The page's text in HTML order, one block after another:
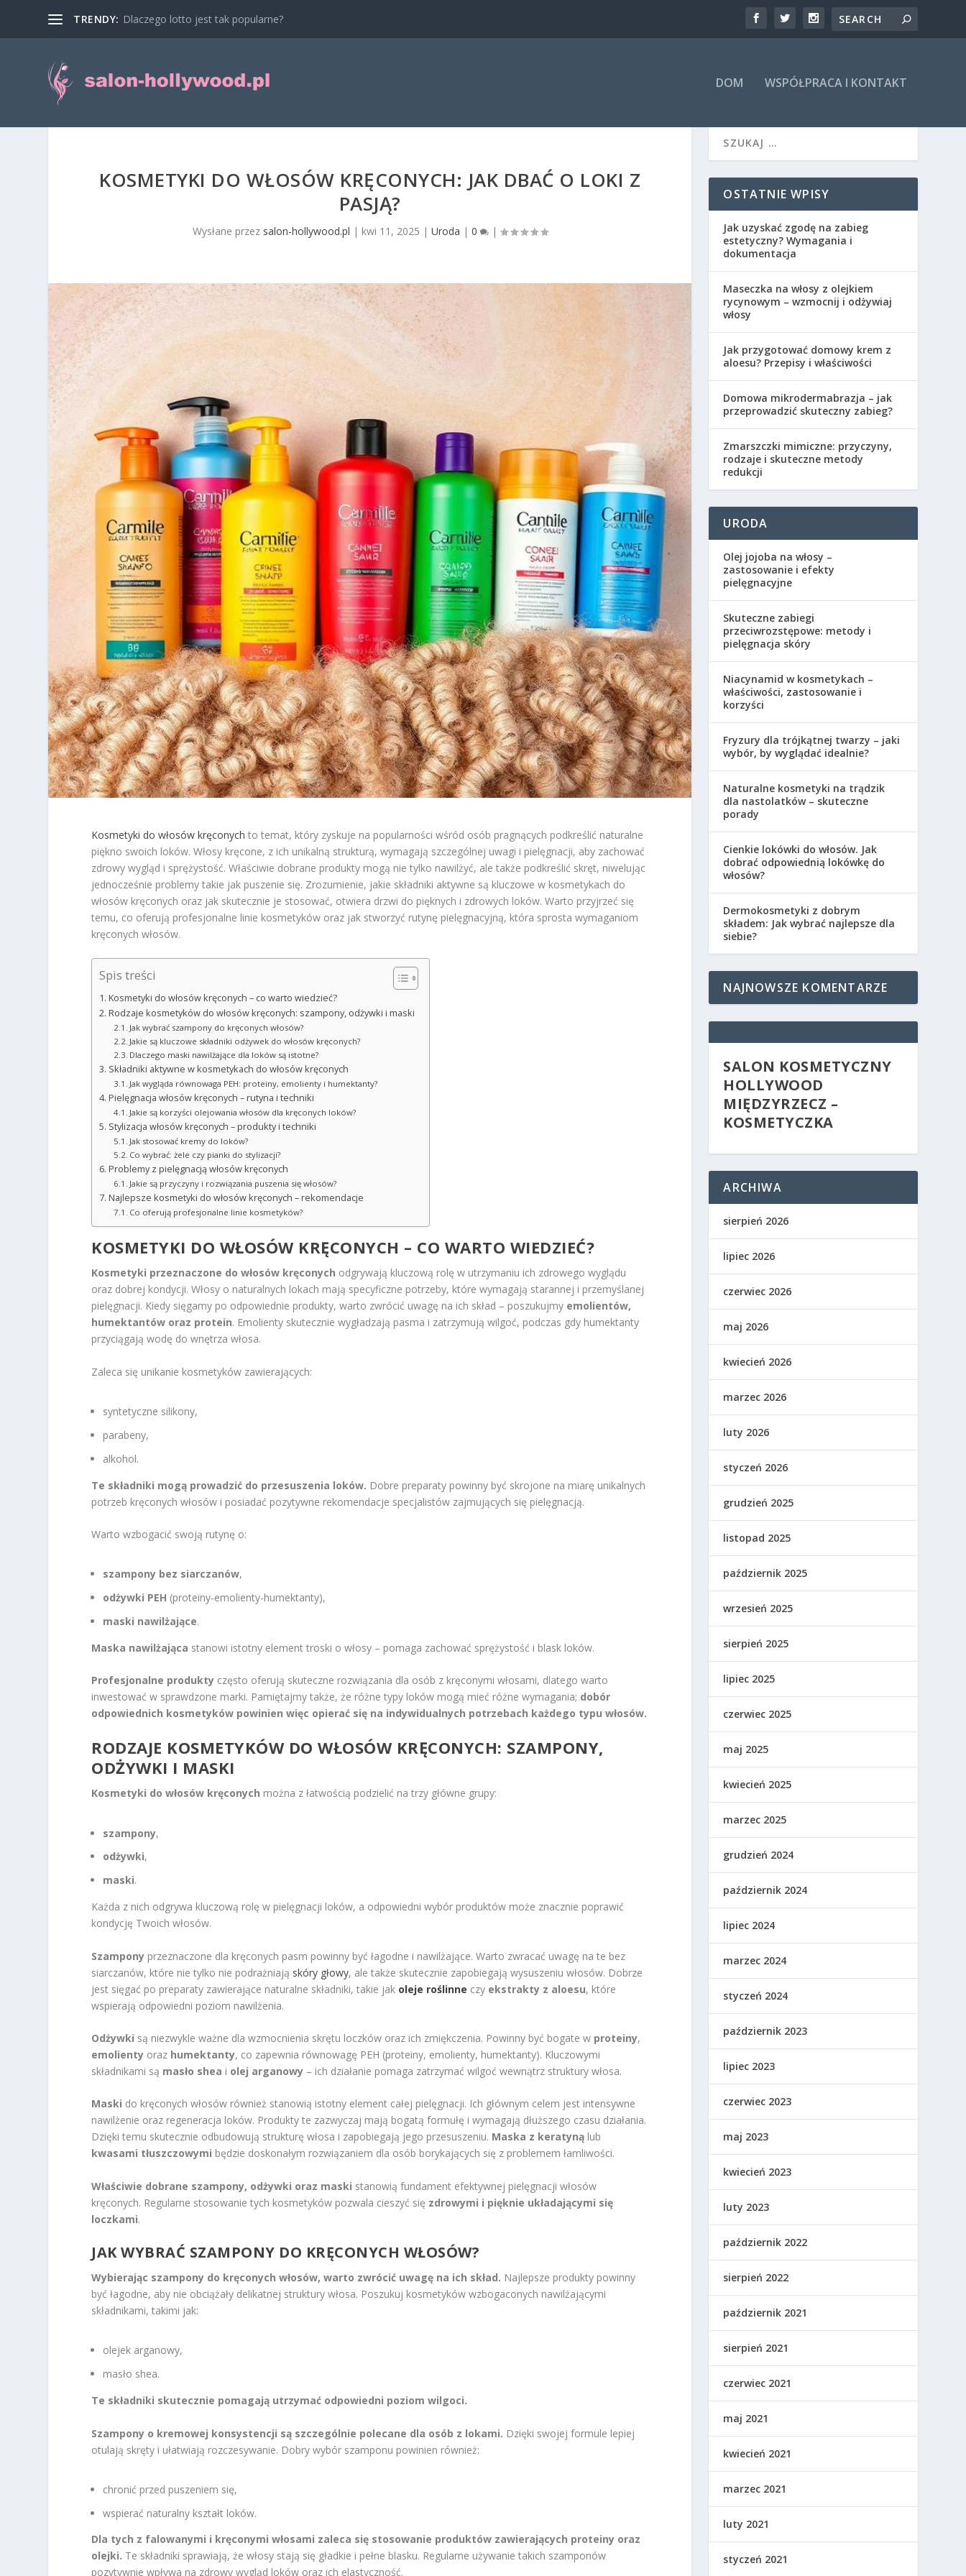
TRENDY: Dlaczego lotto jest tak popularne?
DOM WSPÓŁPRACA I KONTAKT
KOSMETYKI DO WŁOSÓW KRĘCONYCH: JAK DBAĆ O LOKI Z
PASJĄ?
Wysłane przez salon-hollywood.pl | kwi 11, 2025 | Uroda | 0 |
Kosmetyki do włosów kręconych to temat, który zyskuje na popularności wśród osób pragnących podkreślić naturalne
piękno swoich loków. Włosy kręcone, z ich unikalną strukturą, wymagają szczególnej uwagi i pielęgnacji, aby zachować
zdrowy wygląd i sprężystość. Właściwie dobrane produkty mogą nie tylko nawilżyć, ale także podkreślić skręt, niwelując
jednocześnie problemy takie jak puszenie się. Zrozumienie, jakie składniki aktywne są kluczowe w kosmetykach do
włosów kręconych oraz jak skutecznie je stosować, otwiera drzwi do pięknych i zdrowych loków. Warto przyjrzeć się
temu, co oferują profesjonalne linie kosmetyków oraz jak stworzyć rutynę pielęgnacyjną, która sprosta wymaganiom
kręconych włosów.
Spis treści
Kosmetyki do włosów kręconych – co warto wiedzieć?
Rodzaje kosmetyków do włosów kręconych: szampony, odżywki i maski
Jak wybrać szampony do kręconych włosów?
Jakie są kluczowe składniki odżywek do włosów kręconych?
Dlaczego maski nawilżające dla loków są istotne?
Składniki aktywne w kosmetykach do włosów kręconych
Jak wygląda równowaga PEH: proteiny, emolienty i humektanty?
Pielęgnacja włosów kręconych – rutyna i techniki
Jakie są korzyści olejowania włosów dla kręconych loków?
Stylizacja włosów kręconych – produkty i techniki
Jak stosować kremy do loków?
Co wybrać: żele czy pianki do stylizacji?
Problemy z pielęgnacją włosów kręconych
Jakie są przyczyny i rozwiązania puszenia się włosów?
Najlepsze kosmetyki do włosów kręconych – rekomendacje
Co oferują profesjonalne linie kosmetyków?
KOSMETYKI DO WŁOSÓW KRĘCONYCH – CO WARTO WIEDZIEĆ?
Kosmetyki przeznaczone do włosów kręconych odgrywają kluczową rolę w utrzymaniu ich zdrowego wyglądu
oraz dobrej kondycji. Włosy o naturalnych lokach mają specyficzne potrzeby, które wymagają starannej i przemyślanej
pielęgnacji. Kiedy sięgamy po odpowiednie produkty, warto zwrócić uwagę na ich skład – poszukujmy emolientów,
humektantów oraz protein. Emolienty skutecznie wygładzają pasma i zatrzymują wilgoć, podczas gdy humektanty
przyciągają wodę do wnętrza włosa.
Zaleca się unikanie kosmetyków zawierających:
syntetyczne silikony,
parabeny,
alkohol.
Te składniki mogą prowadzić do przesuszenia loków. Dobre preparaty powinny być skrojone na miarę unikalnych
potrzeb kręconych włosów i posiadać pozytywne rekomendacje specjalistów zajmujących się pielęgnacją.
Warto wzbogacić swoją rutynę o:
szampony bez siarczanów,
odżywki PEH (proteiny-emolienty-humektanty),
maski nawilżające.
Maska nawilżająca stanowi istotny element troski o włosy – pomaga zachować sprężystość i blask loków.
Profesjonalne produkty często oferują skuteczne rozwiązania dla osób z kręconymi włosami, dlatego warto
inwestować w sprawdzone marki. Pamiętajmy także, że różne typy loków mogą mieć różne wymagania; dobór
odpowiednich kosmetyków powinien więc opierać się na indywidualnych potrzebach każdego typu włosów.
RODZAJE KOSMETYKÓW DO WŁOSÓW KRĘCONYCH: SZAMPONY,
ODŻYWKI I MASKI
Kosmetyki do włosów kręconych można z łatwością podzielić na trzy główne grupy:
szampony,
odżywki,
maski.
Każda z nich odgrywa kluczową rolę w pielęgnacji loków, a odpowiedni wybór produktów może znacznie poprawić
kondycję Twoich włosów.
Szampony przeznaczone dla kręconych pasm powinny być łagodne i nawilżające. Warto zwracać uwagę na te bez
siarczanów, które nie tylko nie podrażniają skóry głowy, ale także skutecznie zapobiegają wysuszeniu włosów. Dobrze
jest sięgać po preparaty zawierające naturalne składniki, takie jak oleje roślinne czy ekstrakty z aloesu, które
wspierają odpowiedni poziom nawilżenia.
Odżywki są niezwykle ważne dla wzmocnienia skrętu loczków oraz ich zmiękczenia. Powinny być bogate w proteiny,
emolienty oraz humektanty, co zapewnia równowagę PEH (proteiny, emolienty, humektanty). Kluczowymi
składnikami są masło shea i olej arganowy – ich działanie pomaga zatrzymać wilgoć wewnątrz struktury włosa.
Maski do kręconych włosów również stanowią istotny element całej pielęgnacji. Ich głównym celem jest intensywne
nawilżenie oraz regeneracja loków. Produkty te zazwyczaj mają bogatą formułę i wymagają dłuższego czasu działania.
Dzięki temu skutecznie odbudowują strukturę włosa i zapobiegają jego przesuszeniu. Maska z keratyną lub
kwasami tłuszczowymi będzie doskonałym rozwiązaniem dla osób borykających się z problemem łamliwości.
Właściwie dobrane szampony, odżywki oraz maski stanowią fundament efektywnej pielęgnacji włosów
kręconych. Regularne stosowanie tych kosmetyków pozwala cieszyć się zdrowymi i pięknie układającymi się
loczkami.
JAK WYBRAĆ SZAMPONY DO KRĘCONYCH WŁOSÓW?
Wybierając szampony do kręconych włosów, warto zwrócić uwagę na ich skład. Najlepsze produkty powinny
być łagodne, aby nie obciążały delikatnej struktury włosa. Poszukuj kosmetyków wzbogaconych nawilżającymi
składnikami, takimi jak:
olejek arganowy,
masło shea.
Te składniki skutecznie pomagają utrzymać odpowiedni poziom wilgoci.
Szampony o kremowej konsystencji są szczególnie polecane dla osób z lokami. Dzięki swojej formule lepiej
otulają skręty i ułatwiają rozczesywanie. Dobry wybór szamponu powinien również:
chronić przed puszeniem się,
wspierać naturalny kształt loków.
Dla tych z falowanymi i kręconymi włosami zaleca się stosowanie produktów zawierających proteiny oraz
olejki. Te składniki sprawiają, że włosy stają się gładkie i pełne blasku. Regularne używanie takich szamponów
pozytywnie wpływa na zdrowy wygląd loków oraz ich elastyczność.
OSTATNIE WPISY
Jak uzyskać zgodę na zabieg
estetyczny? Wymagania i
dokumentacja
Maseczka na włosy z olejkiem
rycynowym – wzmocnij i odżywiaj
włosy
Jak przygotować domowy krem z
aloesu? Przepisy i właściwości
Domowa mikrodermabrazja – jak
przeprowadzić skuteczny zabieg?
Zmarszczki mimiczne: przyczyny,
rodzaje i skuteczne metody
redukcji
URODA
Olej jojoba na włosy –
zastosowanie i efekty
pielęgnacyjne
Skuteczne zabiegi
przeciwrozstępowe: metody i
pielęgnacja skóry
Niacynamid w kosmetykach –
właściwości, zastosowanie i
korzyści
Fryzury dla trójkątnej twarzy – jaki
wybór, by wyglądać idealnie?
Naturalne kosmetyki na trądzik
dla nastolatków – skuteczne
porady
Cienkie lokówki do włosów. Jak
dobrać odpowiednią lokówkę do
włosów?
Dermokosmetyki z dobrym
składem: Jak wybrać najlepsze dla
siebie?
NAJNOWSZE KOMENTARZE
SALON KOSMETYCZNY
HOLLYWOOD
MIĘDZYRZECZ –
KOSMETYCZKA
ARCHIWA
sierpień 2026
lipiec 2026
czerwiec 2026
maj 2026
kwiecień 2026
marzec 2026
luty 2026
styczeń 2026
grudzień 2025
listopad 2025
październik 2025
wrzesień 2025
sierpień 2025
lipiec 2025
czerwiec 2025
maj 2025
kwiecień 2025
marzec 2025
grudzień 2024
październik 2024
lipiec 2024
marzec 2024
styczeń 2024
październik 2023
lipiec 2023
czerwiec 2023
maj 2023
kwiecień 2023
luty 2023
październik 2022
sierpień 2022
październik 2021
sierpień 2021
czerwiec 2021
maj 2021
kwiecień 2021
marzec 2021
luty 2021
styczeń 2021